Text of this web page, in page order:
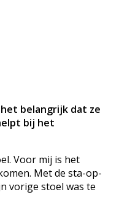
belangrijk dat ze
bij het
Voor mij is het
Met de sta-op-
vorige stoel was te